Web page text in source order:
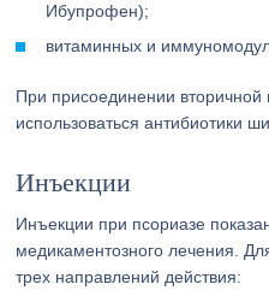
Ибупрофен);
витаминных и
При присоединении вторичной
использоваться антибиотики
Инъекции
Инъекции при псориазе
медикаментозного лечения.
трех направлений действия: